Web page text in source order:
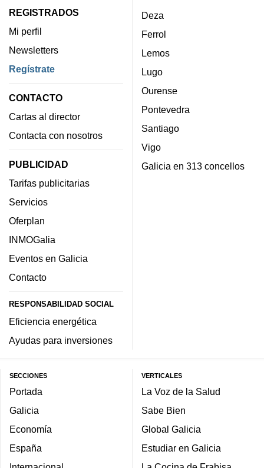
REGISTRADOS
Mi perfil
Newsletters
Regístrate
CONTACTO
Cartas al director
Contacta con nosotros
PUBLICIDAD
Tarifas publicitarias
Servicios
Oferplan
INMOGalia
Eventos en Galicia
Contacto
RESPONSABILIDAD SOCIAL
Eficiencia energética
Ayudas para inversiones
Deza
Ferrol
Lemos
Lugo
Ourense
Pontevedra
Santiago
Vigo
Galicia en 313 concellos
SECCIONES
Portada
Galicia
Economía
España
VERTICALES
La Voz de la Salud
Sabe Bien
Global Galicia
Estudiar en Galicia